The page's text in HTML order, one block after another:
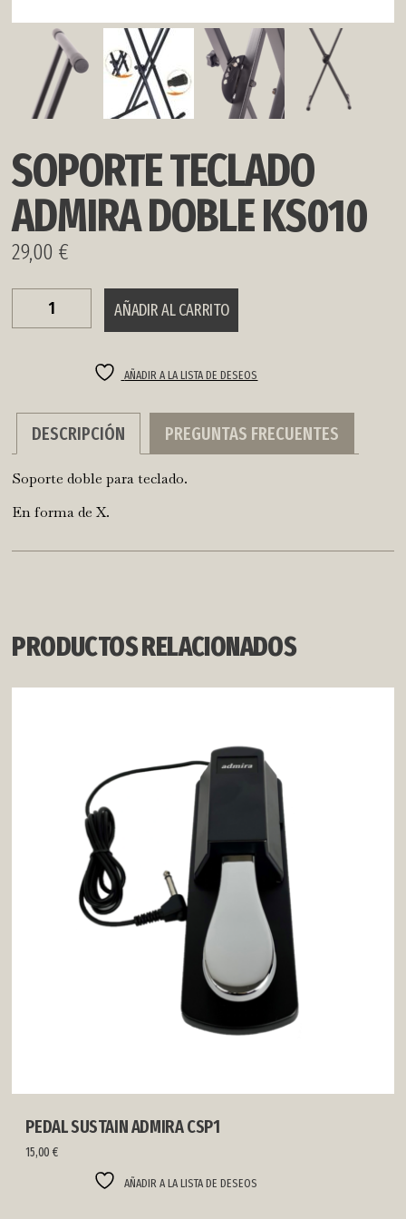
SOPORTE TECLADO
ADMIRA DOBLE KS010
29,00 €
SOPORTE
TECLADO
AÑADIR AL CARRITO
AÑADIR A LA LISTA DE DESEOS
DESCRIPCIÓN PREGUNTAS FRECUENTES
Soporte doble para teclado.
En forma de X.
PRODUCTOS RELACIONADOS
PEDAL SUSTAIN ADMIRA CSP1
15,00 €
AÑADIR A LA LISTA DE DESEOS